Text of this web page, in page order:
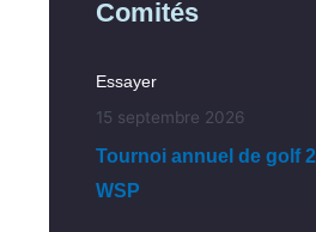
Comités
Essayer
15 septembre 2026
Tournoi annuel de golf
WSP